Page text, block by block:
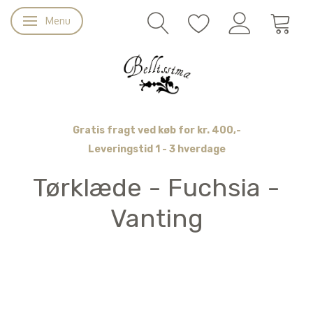
Skifte navigation
Menu
Gratis fragt ved køb for kr. 400,-
Leveringstid 1 - 3 hverdage
Tørklæde - Fuchsia -
Vanting